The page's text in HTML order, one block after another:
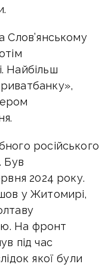
Слов’янському
Найбільш
російського
Був
2024 року.
у Житомирі,
На фронт
під час
якої були